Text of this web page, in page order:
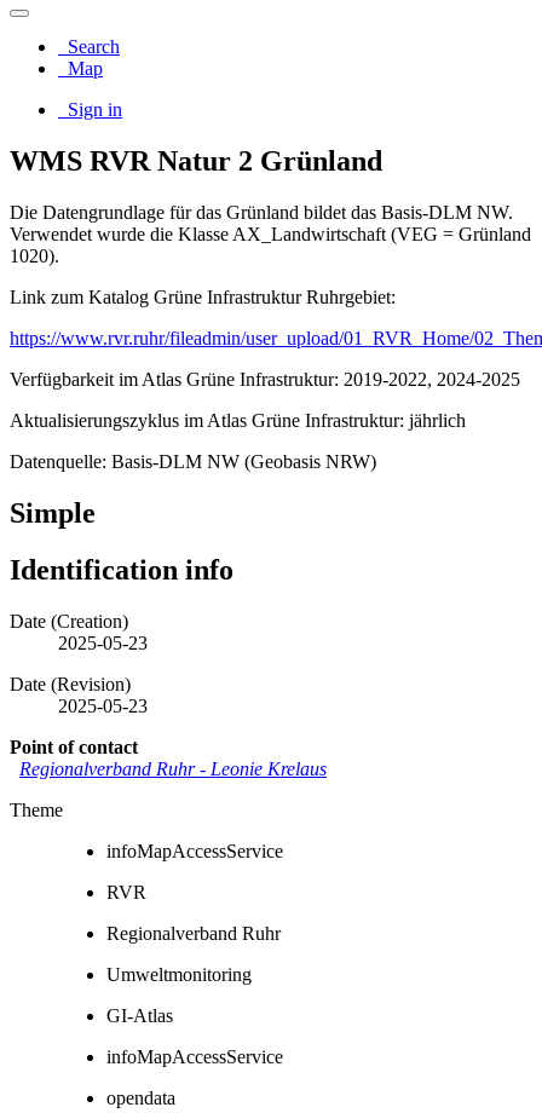
Search
Map
Sign in
WMS RVR Natur 2 Grünland
Die Datengrundlage für das Grünland bildet das Basis-DLM NW.
Verwendet wurde die Klasse AX_Landwirtschaft (VEG = Grünland
1020).
Link zum Katalog Grüne Infrastruktur Ruhrgebiet:
https://www.rvr.ruhr/fileadmin/user_upload/01_RVR_Home/
Verfügbarkeit im Atlas Grüne Infrastruktur: 2019-2022, 2024-2025
Aktualisierungszyklus im Atlas Grüne Infrastruktur: jährlich
Datenquelle: Basis-DLM NW (Geobasis NRW)
Simple
Identification info
Date (Creation)
2025-05-23
Date (Revision)
2025-05-23
Point of contact
Regionalverband Ruhr- Leonie Krelaus
Theme
infoMapAccessService
RVR
Regionalverband Ruhr
Umweltmonitoring
GI-Atlas
infoMapAccessService
opendata